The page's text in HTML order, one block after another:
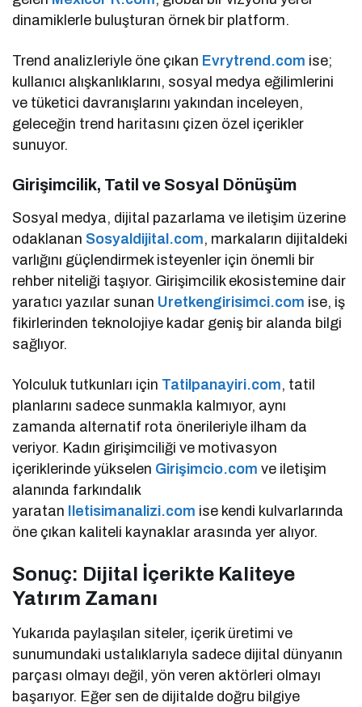
dinamiklerle buluşturan örnek bir platform.
Trend analizleriyle öne çıkan Evrytrend.com ise;
kullanıcı alışkanlıklarını, sosyal medya eğilimlerini
ve tüketici davranışlarını yakından inceleyen,
geleceğin trend haritasını çizen özel içerikler
sunuyor.
Girişimcilik, Tatil ve Sosyal Dönüşüm
Sosyal medya, dijital pazarlama ve iletişim üzerine
odaklanan Sosyaldijital.com, markaların dijitaldeki
varlığını güçlendirmek isteyenler için önemli bir
rehber niteliği taşıyor. Girişimcilik ekosistemine dair
yaratıcı yazılar sunan Uretkengirisimci.com ise, iş
fikirlerinden teknolojiye kadar geniş bir alanda bilgi
sağlıyor.
Yolculuk tutkunları için Tatilpanayiri.com, tatil
planlarını sadece sunmakla kalmıyor, aynı
zamanda alternatif rota önerileriyle ilham da
veriyor. Kadın girişimciliği ve motivasyon
içeriklerinde yükselen Girişimcio.com ve iletişim
alanında farkındalık
yaratan
Iletisimanalizi.com ise kendi kulvarlarında
öne çıkan kaliteli kaynaklar arasında yer alıyor.
Sonuç: Dijital İçerikte Kaliteye
Yatırım Zamanı
Yukarıda paylaşılan siteler, içerik üretimi ve
sunumundaki ustalıklarıyla sadece dijital dünyanın
parçası olmayı değil, yön veren aktörleri olmayı
başarıyor. Eğer sen de dijitalde doğru bilgiye